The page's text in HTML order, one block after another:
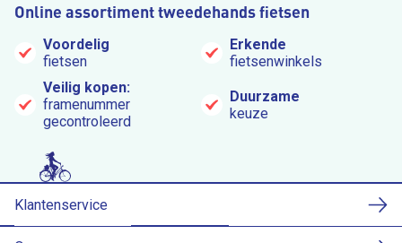
Online assortiment tweedehands fietsen
Voordelig
fietsen
Erkende
fietsenwinkels
Veilig kopen:
framenummer
gecontroleerd
Duurzame
keuze
Klantenservice